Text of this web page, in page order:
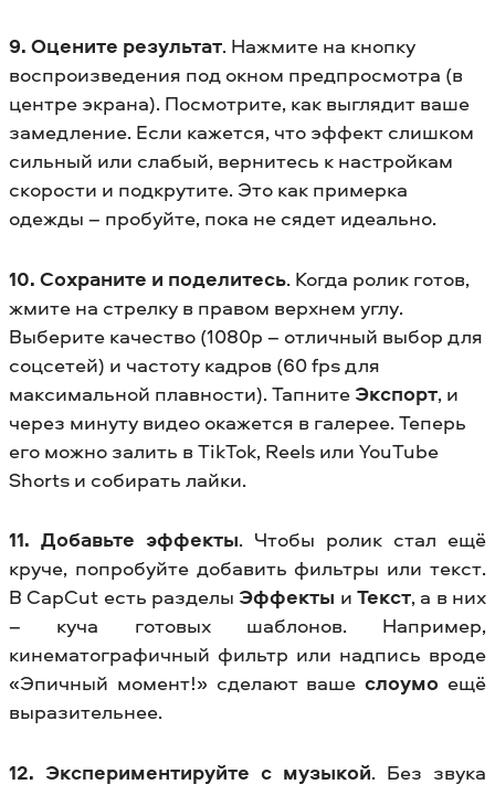
9. Оцените результат. Нажмите на кнопку
воспроизведения под окном предпросмотра (в
центре экрана). Посмотрите, как выглядит ваше
замедление. Если кажется, что эффект слишком
сильный или слабый, вернитесь к настройкам
скорости и подкрутите. Это как примерка
одежды – пробуйте, пока не сядет идеально.
10. Сохраните и поделитесь. Когда ролик готов,
жмите на стрелку в правом верхнем углу.
Выберите качество (1080p – отличный выбор для
соцсетей) и частоту кадров (60 fps для
максимальной плавности). Тапните Экспорт, и
через минуту видео окажется в галерее. Теперь
его можно залить в TikTok, Reels или YouTube
Shorts и собирать лайки.
11. Добавьте эффекты. Чтобы ролик стал ещё
круче, попробуйте добавить фильтры или текст.
В CapCut есть разделы Эффекты иТекст, а в них
– куча готовых шаблонов. Например,
кинематографичный фильтр или надпись вроде
«Эпичный момент!» сделают вашеслоумо ещё
выразительнее.
12. Экспериментируйте с музыкой. Без звука